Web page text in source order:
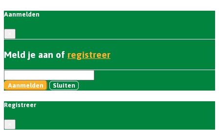
Aanmelden
Meld je aan of registreer
Aanmelden Sluiten
Registreer